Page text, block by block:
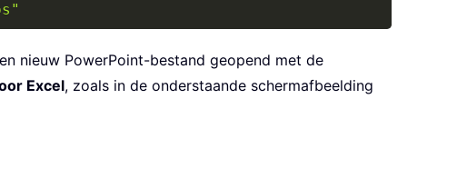
nieuw PowerPoint-bestand geopend met de
Excel, zoals in de onderstaande schermafbeelding